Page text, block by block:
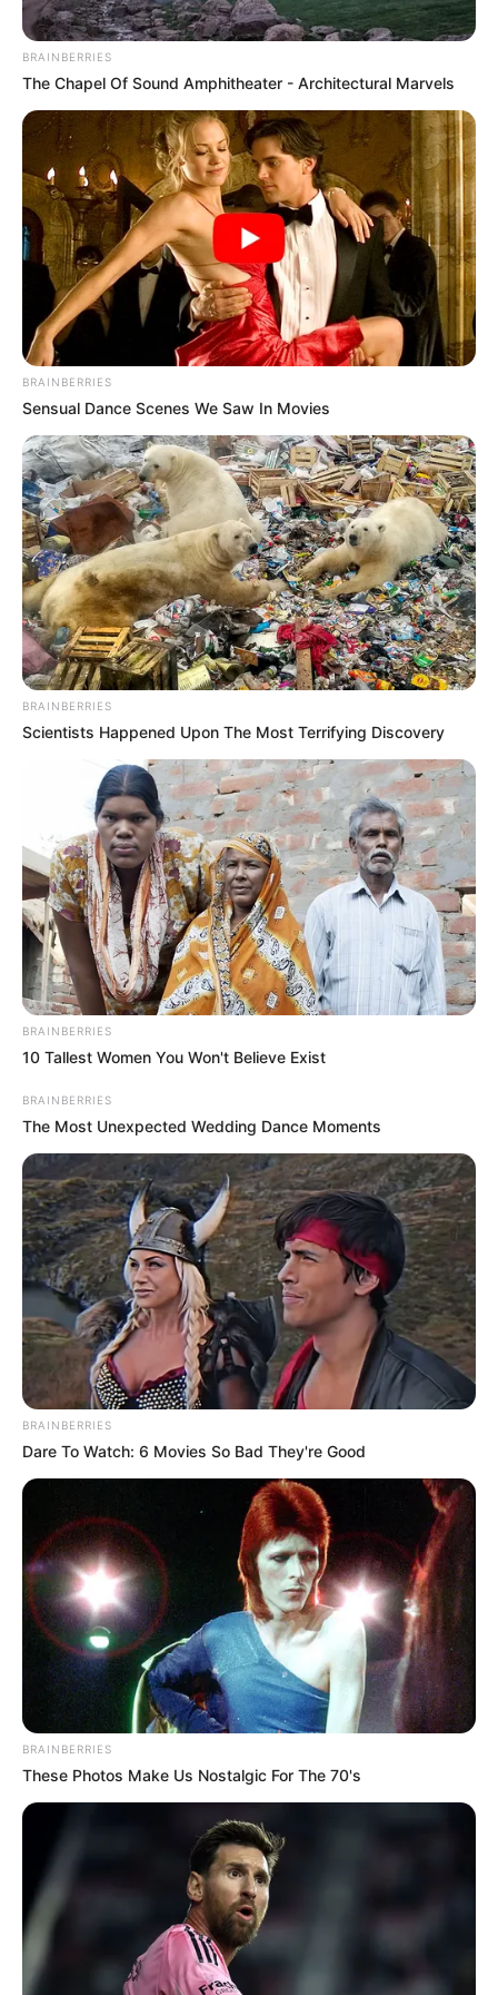
EMAIL
BRAINBERRIES
The Chapel Of Sound Amphitheater - Architectural Marvels
BRAINBERRIES
Sensual Dance Scenes We Saw In Movies
BRAINBERRIES
Scientists Happened Upon The Most Terrifying Discovery
BRAINBERRIES
10 Tallest Women You Won't Believe Exist
BRAINBERRIES
The Most Unexpected Wedding Dance Moments
BRAINBERRIES
Dare To Watch: 6 Movies So Bad They're Good
BRAINBERRIES
These Photos Make Us Nostalgic For The 70's